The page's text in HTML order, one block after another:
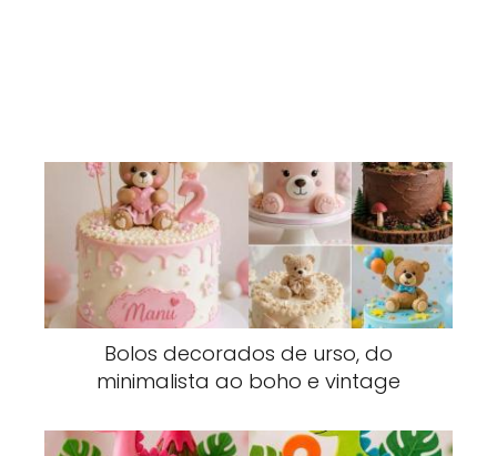
Bolos decorados de urso, do
minimalista ao boho e vintage